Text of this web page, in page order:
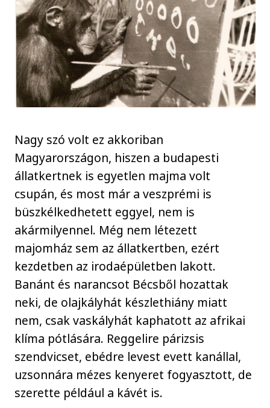
Nagy szó volt ez akkoriban
Magyarországon, hiszen a budapesti
állatkertnek is egyetlen majma volt
csupán, és most már a veszprémi is
büszkélkedhetett eggyel, nem is
akármilyennel. Még nem létezett
majomház sem az állatkertben, ezért
kezdetben az irodaépületben lakott.
Banánt és narancsot Bécsből hozattak
neki, de olajkályhát készlethiány miatt
nem, csak vaskályhát kaphatott az afrikai
klíma pótlására. Reggelire párizsis
szendvicset, ebédre levest evett kanállal,
uzsonnára mézes kenyeret fogyasztott, de
szerette például a kávét is.